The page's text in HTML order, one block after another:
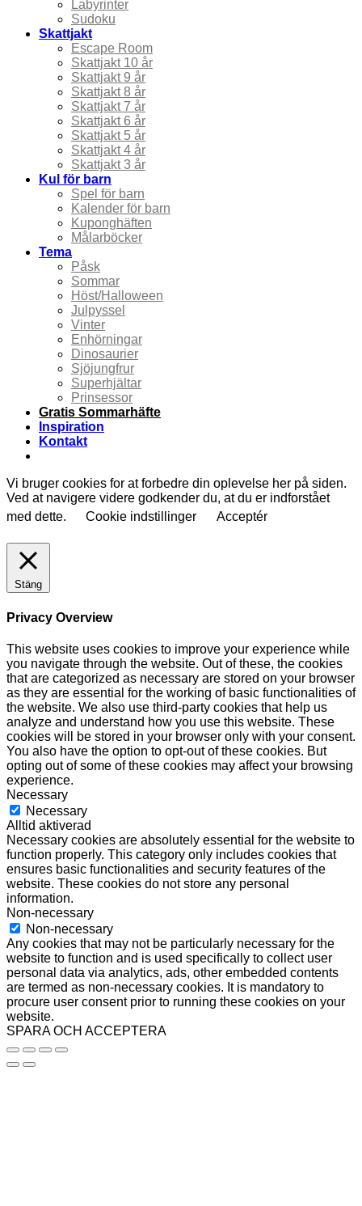
Labyrinter
Sudoku
Skattjakt
Escape Room
Skattjakt 10 år
Skattjakt 9 år
Skattjakt 8 år
Skattjakt 7 år
Skattjakt 6 år
Skattjakt 5 år
Skattjakt 4 år
Skattjakt 3 år
Kul för barn
Spel för barn
Kalender för barn
Kuponghäften
Målarböcker
Tema
Påsk
Sommar
Höst/Halloween
Julpyssel
Vinter
Enhörningar
Dinosaurier
Sjöjungfrur
Superhjältar
Prinsessor
Gratis Sommarhäfte
Inspiration
Kontakt
Vi bruger cookies for at forbedre din oplevelse her på siden.
Ved at navigere videre godkender du, at du er indforstået
med dette.
Cookie indstillinger Acceptér
Stäng
Privacy Overview
This website uses cookies to improve your experience while
you navigate through the website. Out of these, the cookies
that are categorized as necessary are stored on your browser
as they are essential for the working of basic functionalities of
the website. We also use third-party cookies that help us
analyze and understand how you use this website. These
cookies will be stored in your browser only with your consent.
You also have the option to opt-out of these cookies. But
opting out of some of these cookies may affect your browsing
experience.
Necessary
Necessary
Alltid aktiverad
Necessary cookies are absolutely essential for the website to
function properly. This category only includes cookies that
ensures basic functionalities and security features of the
website. These cookies do not store any personal
information.
Non-necessary
Non-necessary
Any cookies that may not be particularly necessary for the
website to function and is used specifically to collect user
personal data via analytics, ads, other embedded contents
are termed as non-necessary cookies. It is mandatory to
procure user consent prior to running these cookies on your
website.
SPARA OCH ACCEPTERA